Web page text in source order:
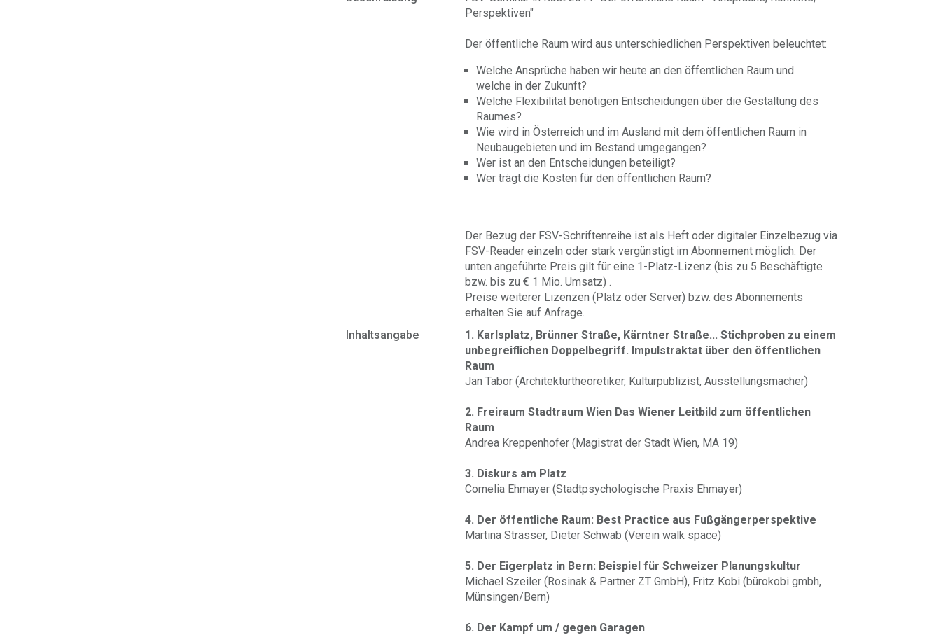
Perspektiven"
Der öffentliche Raum wird aus unterschiedlichen Perspektiven beleuchtet:
Welche Ansprüche haben wir heute an den öffentlichen Raum und
welche in der Zukunft?
Welche Flexibilität benötigen Entscheidungen über die Gestaltung des
Raumes?
Wie wird in Österreich und im Ausland mit dem öffentlichen Raum in
Neubaugebieten und im Bestand umgegangen?
Wer ist an den Entscheidungen beteiligt?
Wer trägt die Kosten für den öffentlichen Raum?
Der Bezug der FSV-Schriftenreihe ist als Heft oder digitaler Einzelbezug via
FSV-Reader einzeln oder stark vergünstigt im Abonnement möglich. Der
unten angeführte Preis gilt für eine 1-Platz-Lizenz (bis zu 5 Beschäftigte
bzw. bis zu € 1 Mio. Umsatz) .
Preise weiterer Lizenzen (Platz oder Server) bzw. des Abonnements
erhalten Sie auf Anfrage.
Inhaltsangabe
1. Karlsplatz, Brünner Straße, Kärntner Straße... Stichproben zu einem
unbegreiflichen Doppelbegriff. Impulstraktat über den öffentlichen
Raum
Jan Tabor (Architekturtheoretiker, Kulturpublizist, Ausstellungsmacher)
2. Freiraum Stadtraum Wien Das Wiener Leitbild zum öffentlichen
Raum
Andrea Kreppenhofer (Magistrat der Stadt Wien, MA 19)
3. Diskurs am Platz
Cornelia Ehmayer (Stadtpsychologische Praxis Ehmayer)
4. Der öffentliche Raum: Best Practice aus Fußgängerperspektive
Martina Strasser, Dieter Schwab (Verein walk space)
5. Der Eigerplatz in Bern: Beispiel für Schweizer Planungskultur
Michael Szeiler (Rosinak & Partner ZT GmbH), Fritz Kobi (bürokobi gmbh,
Münsingen/Bern)
6. Der Kampf um / gegen Garagen